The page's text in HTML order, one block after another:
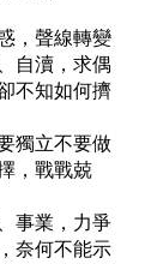
，聲線轉變
自瀆，求偶
不知如何擠
獨立不要做
，戰戰兢
事業，力爭
奈何不能示